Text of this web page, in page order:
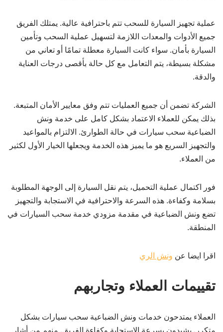
عملية تجهيز السيارة للسحب تتم باحترافية عالية. يمتلك الفريق
جميع الأدوات والمعدات اللازمة لتسهيل عملية السحب وتأمين
السيارة بأمان. سواء كانت السيارة معطلة تمامًا أو تعاني من
مشكلة بسيطة، يتم التعامل مع كل حالة بأقصى درجات العناية
والدقة.
الشركة تضمن أن جميع العمليات تتم وفق معايير الأمان المتبعة.
بذلك يمكن للعملاء الاعتماد بشكل كامل على خدمة ونش
الضباعية سحب سيارات في حالة الطوارئ. الالتزام بالمواعيد
والتجهيز السريع هو ما يميز هذه الخدمة ويجعلها الخيار الأول لكثير
من العملاء.
فور اكتمال عملية التحميل، يتم نقل السيارة إلى الوجهة المطلوبة
بسلامة وكفاءة. هذه السرعة والاحترافية في الاستجابة والتجهيز
تضع ونش الضباعية في مقدمة مزودي خدمة سحب السيارات في
المنطقة.
اقرا ايضا عن ونش الري
تقييمات العملاء وتجاربهم
العملاء يمتدحون خدمات ونش الضباعية سحب سيارات بشكل